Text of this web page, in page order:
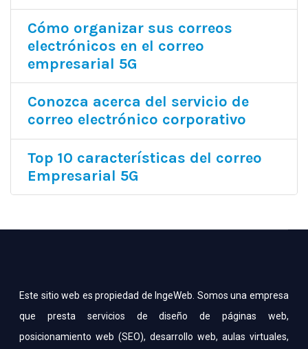
Cómo organizar sus correos
electrónicos en el correo
empresarial 5G
Conozca acerca del servicio de
correo electrónico corporativo
Top 10 características del correo
Empresarial 5G
Este sitio web es propiedad de IngeWeb. Somos una empresa
que presta servicios de diseño de páginas web,
posicionamiento web (SEO), desarrollo web, aulas virtuales,